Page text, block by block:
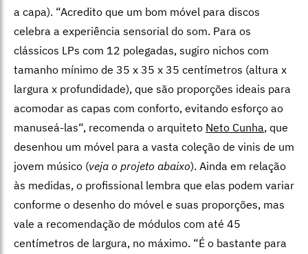
a capa). “Acredito que um bom móvel para discos
celebra a experiência sensorial do som. Para os
clássicos LPs com 12 polegadas, sugiro nichos com
tamanho mínimo de 35 x 35 x 35 centímetros (altura x
largura x profundidade), que são proporções ideais para
acomodar as capas com conforto, evitando esforço ao
manuseá-las“, recomenda o arquiteto Neto Cunha, que
desenhou um móvel para a vasta coleção de vinis de um
jovem músico (veja o projeto abaixo). Ainda em relação
às medidas, o profissional lembra que elas podem variar
conforme o desenho do móvel e suas proporções, mas
vale a recomendação de módulos com até 45
centímetros de largura, no máximo. “É o bastante para